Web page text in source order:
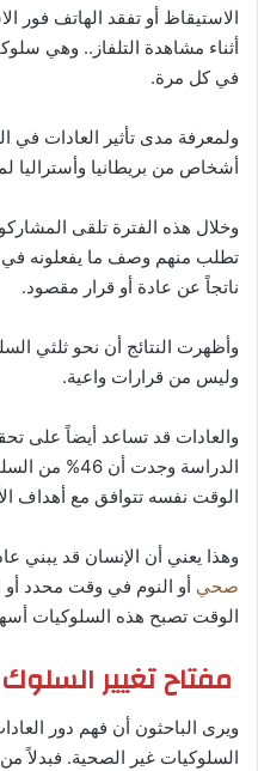
الاستيقاظ أو تفقد الهاتف فور
أثناء مشاهدة التلفاز.. وهي
في كل مرة.
أشخاص من بريطانيا وأستراليا
وخلال هذه الفترة تلقى
تطلب منهم وصف ما يفعلونه في
ناتجاً عن عادة أو قرار مقصود.
وأظهرت النتائج أن نحو ثلثي
وليس من قرارات واعية.
والعادات قد تساعد أيضاً على
الدراسة وجدت
الوقت نفسه تتوافق مع أهداف
وهذا يعني أن الإنسان قد يبني
صحي أو النوم في وقت محدد أو
الوقت تصبح هذه السلوكيات أسهل
مفتاح تغيير السلوك
ويرى الباحثون أن فهم دور
السلوكيات غير الصحية. فبدلاً